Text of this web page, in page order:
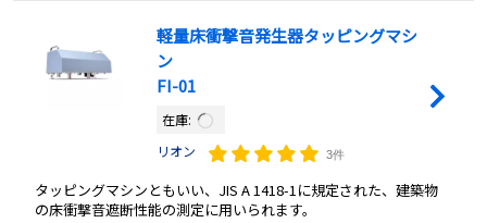
軽量床衝撃音発生器タッピングマシ
ン
FI-01
在庫:
リオン
3件
タッピングマシンともいい、JIS A 1418-1に規定された、建築物
の床衝撃音遮断性能の測定に用いられます。